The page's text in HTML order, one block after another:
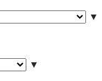
▼
▼